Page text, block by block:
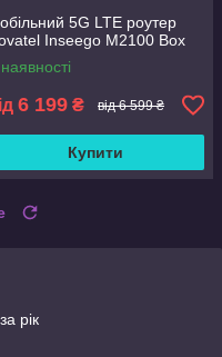
5G LTE роутер
Inseego M2100 Box
6 199 ₴ від 6 599 ₴
Купити
рік